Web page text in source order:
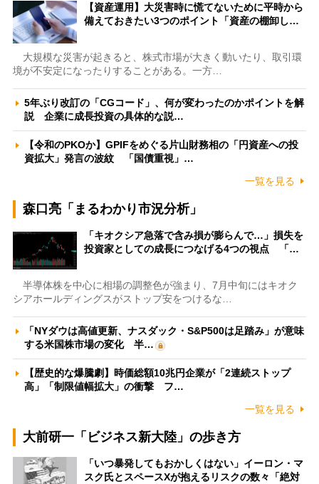
【資産運用】大災害時に慌てないために平時から
備えておきたい3つのポイント「資産の棚卸し…
大規模な災害が起きると、株式市場が大きく動いたり、取引環
境が不安定になったりすることがある。一方…
5年ぶり改訂の「CGコード」、何が変わったのかポイントを解
説 企業に成長投資の具体的な説…
【令和のPKOか】GPIFをめぐる片山財務相の「円資産への投
資拡大」発言の波紋 「国債重視」…
一覧を見る
森口亮「まるわかり市況分析」
「キオクシア急落で含み損が膨らんで…」損失を
投資家としての成長につなげる4つの視点 「…
半導体株を中心に相場の調整色が強まり、7月中旬にはキオク
シアホールディングスがストップ安をつけるな…
「NYダウは高値更新、ナスダック・S&P500は足踏み」が意味
する米国株市場の変化 半…
【歴史的な爆騰劇】時価総額10兆円企業が「2連続ストップ
高」「制限値幅拡大」の衝撃 フ…
一覧を見る
大前研一「ビジネス新大陸」の歩き方
「いつ暴発してもおかしくはない」イーロン・マ
スク氏とスペースXが抱えるリスクの数々「絶対